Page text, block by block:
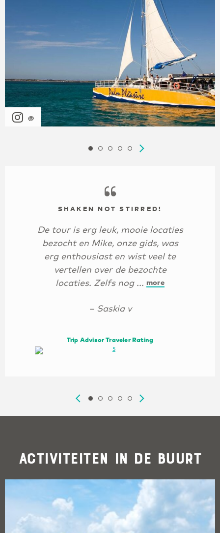
@
SHAKEN NOT STIRRED!
De tour is erg leuk, mooie locaties
bezocht en Mike, onze gids, was
erg enthousiast en wist veel te
vertellen over de bezochte
locaties. Zelfs nog ... more
– Saskia v
Trip Advisor Traveler Rating
Activiteiten in de buurt